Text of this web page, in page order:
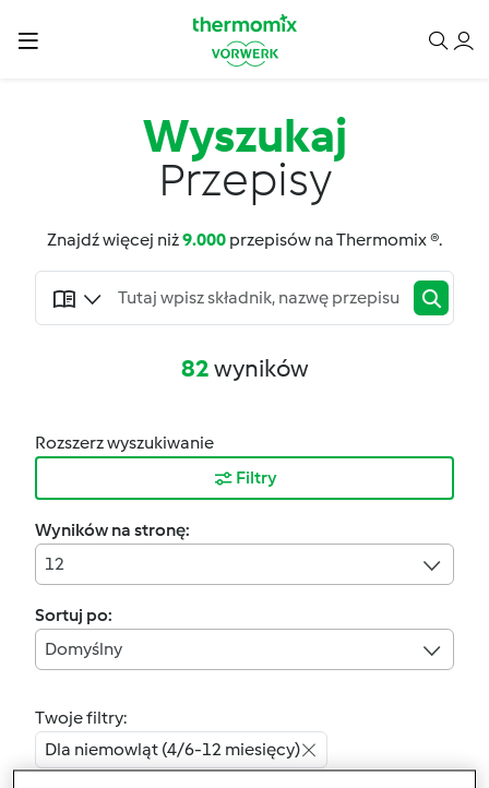
Wyszukaj
Przepisy
Znajdź więcej niż9.000 przepisów na Thermomix ®.
82wyników
Rozszerz wyszukiwanie
Filtry
Wyników na stronę:
12
Sortuj po:
Domyślny
Twoje filtry:
Dla niemowląt (4/6-12 miesięcy)